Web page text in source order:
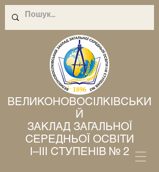
ВЕЛИКОНОВОСІЛКІВСЬКИ
Й
ЗАКЛАД ЗАГАЛЬНОЇ
СЕРЕДНЬОЇ ОСВІТИ
І–ІІІ СТУПЕНІВ № 2